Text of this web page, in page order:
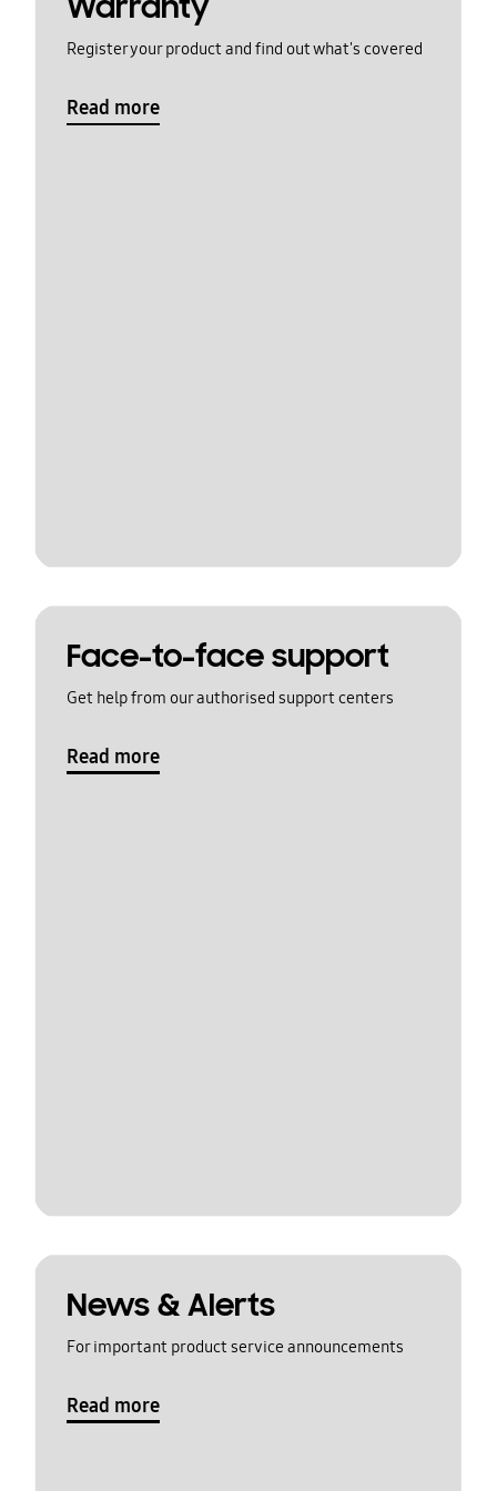
Register your product and find out what's covered
Read more
Face-to-face support
Get help from our authorised support centers
Read more
News & Alerts
For important product service announcements
Read more